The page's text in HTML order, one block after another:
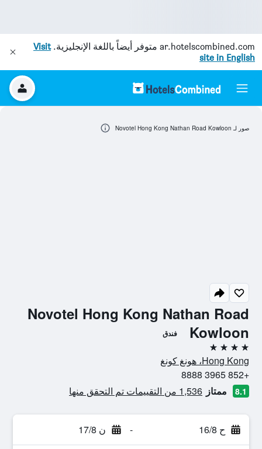
ar.hotelscombined.com متوفر أيضاً باللغة الإنجليزية.Visit
site in English
Novotel Hong Kong Nathan Road
Kowloon
فندق
4 نجوم
Hong Kong، هونغ كونغ
+852 3965 8888
8.1 ممتاز 1,536 من التقييمات تم التحقق منها
ح 16/8 - ن 17/8
صور لـ Novotel Hong Kong Nathan Road Kowloon